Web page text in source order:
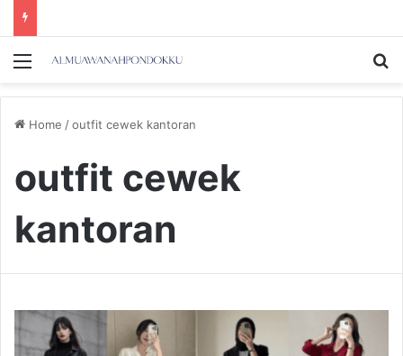
Menu
Home /outfit cewek kantoran
outfit cewek
kantoran